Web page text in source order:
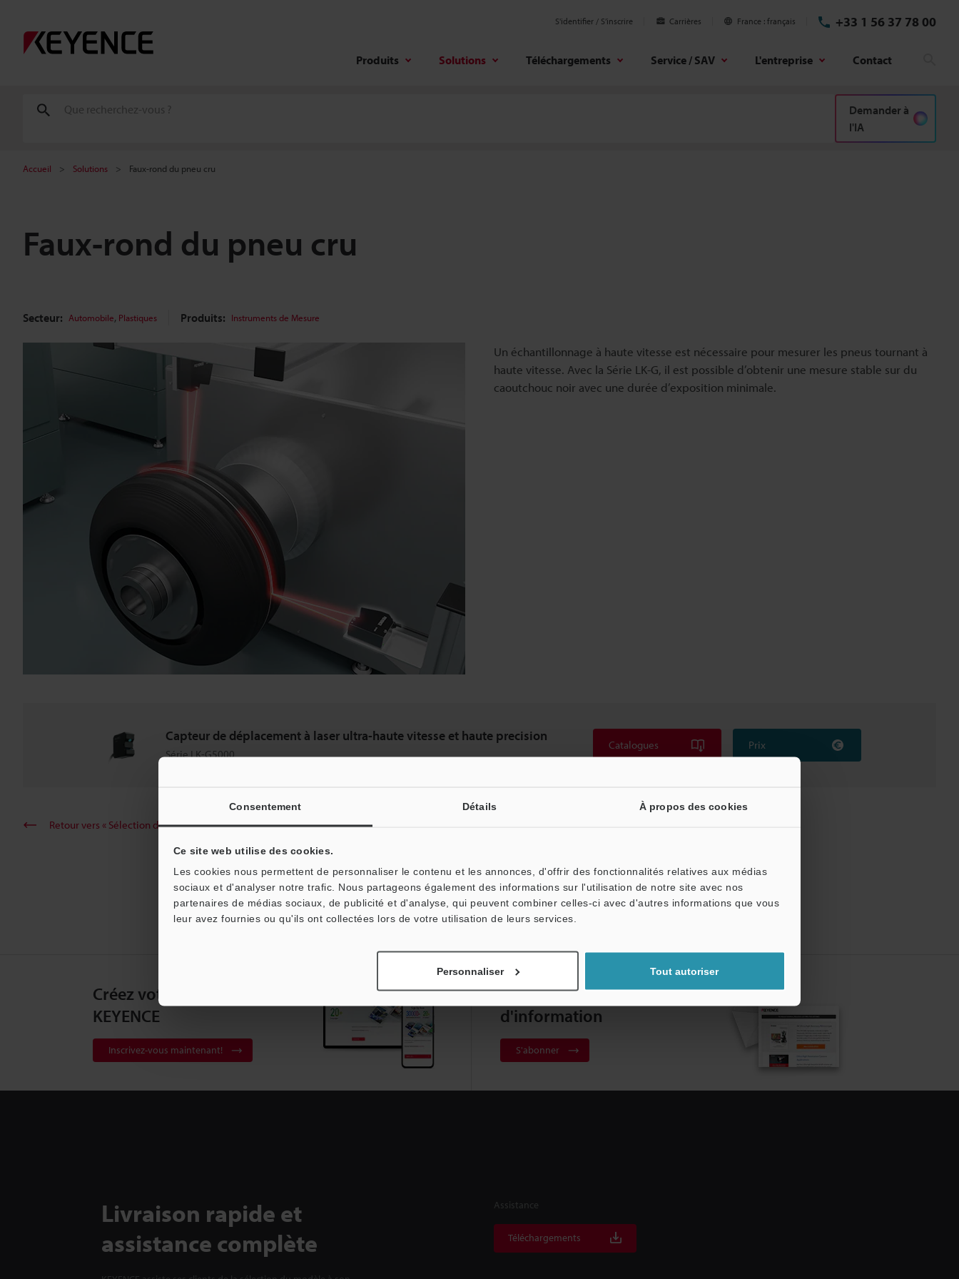
Consentement Détails À propos des cookies
Ce site web utilise des cookies.
Les cookies nous permettent de personnaliser le contenu et les annonces, d'offrir des fonctionnalités relatives aux médias
sociaux et d'analyser notre trafic. Nous partageons également des informations sur l'utilisation de notre site avec nos
partenaires de médias sociaux, de publicité et d'analyse, qui peuvent combiner celles-ci avec d'autres informations que vous
leur avez fournies ou qu'ils ont collectées lors de votre utilisation de leurs services.
Personnaliser Tout autoriser
S'identifier / S’inscrire Carrières France français +33 1 56 37 78 00
Produits Solutions Téléchargements Service / SAV L'entreprise Contact
Demander à
l'IA
Accueil Solutions Faux-rond du pneu cru
Faux-rond du pneu cru
Secteur: Automobile, Plastiques Produits: Instruments de Mesure
Un échantillonnage à haute vitesse est nécessaire pour mesurer les pneus tournant à
haute vitesse. Avec la Série LK-G, il est possible d’obtenir une mesure stable sur du
caoutchouc noir avec une durée d’exposition minimale.
Capteur de déplacement à laser ultra-haute vitesse et haute precision
Série LK-G5000
Catalogues Prix
Retour vers « Sélection de produits par industrie et application »
Créez votre compte
KEYENCE
Inscrivez-vous maintenant!
Abonnement à la lettre
d'information
S'abonner
Livraison rapide et
assistance complète
Assistance
Téléchargements